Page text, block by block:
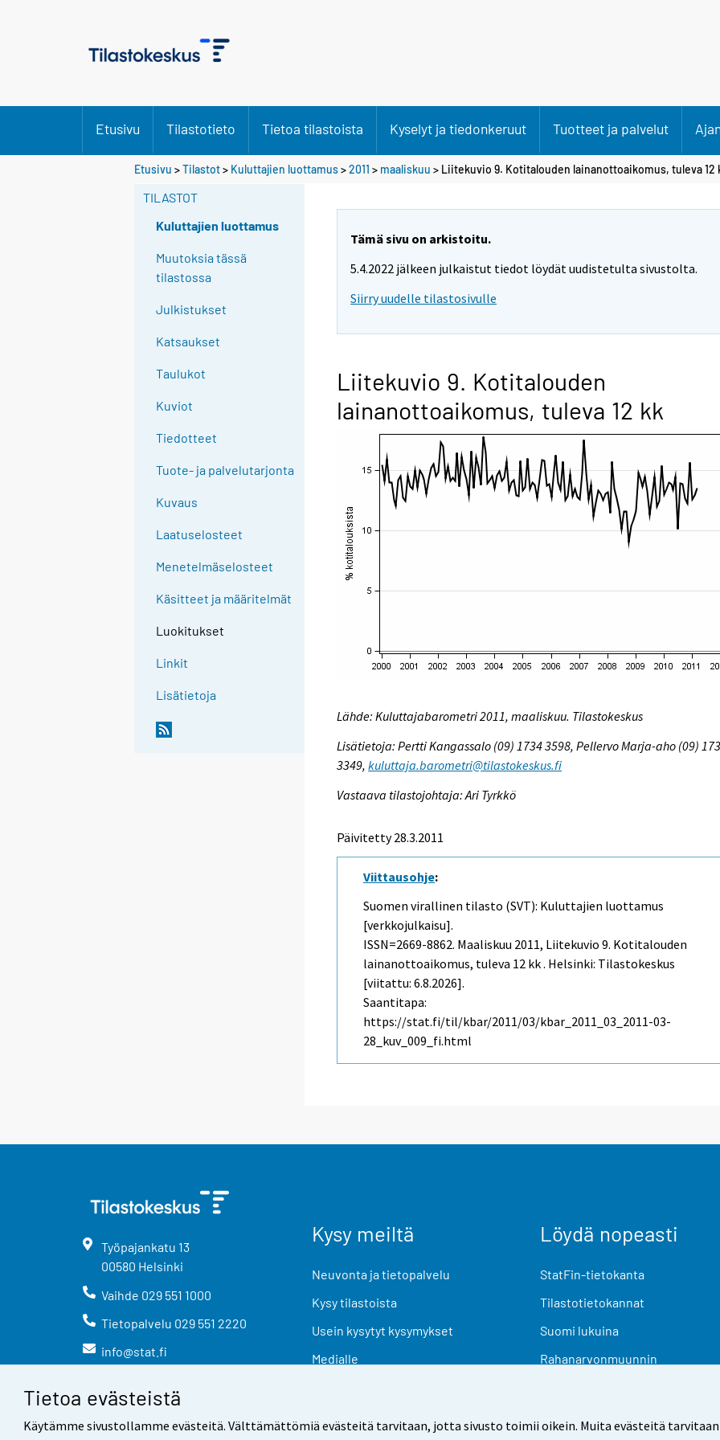
Tietoa evästeistä
Käytämme sivustollamme evästeitä. Välttämättömiä evästeitä tarvitaan, jotta sivusto toimii oikein. Muita evästeitä
Etusivu Tilastotieto Tietoa tilastoista Kyselyt ja tiedonkeruut Tuotteet ja palvelut
Etusivu >Tilastot> Kuluttajien luottamus>2011 > maaliskuu > Liitekuvio 9. Kotitalouden lainanottoaikomus, tuleva 12
TILASTOT
Kuluttajien luottamus
Muutoksia tässä
tilastossa
Julkistukset
Katsaukset
Taulukot
Kuviot
Tiedotteet
Tuote- ja palvelutarjonta
Kuvaus
Laatuselosteet
Menetelmäselosteet
Käsitteet ja määritelmät
Luokitukset
Linkit
Lisätietoja
Tämä sivu on arkistoitu.
5.4.2022 jälkeen julkaistut tiedot löydät uudistetulta sivustolta.
Siirry uudelle tilastosivulle
Liitekuvio 9. Kotitalouden
lainanottoaikomus, tuleva 12 kk
Lähde: Kuluttajabarometri 2011, maaliskuu. Tilastokeskus
Lisätietoja: Pertti Kangassalo (09) 1734 3598, Pellervo Marja-aho (09)
3349,kuluttaja.barometri@tilastokeskus.fi
Vastaava tilastojohtaja: Ari Tyrkkö
Päivitetty 28.3.2011
Viittausohje:
Suomen virallinen tilasto (SVT): Kuluttajien luottamus
[verkkojulkaisu].
ISSN=2669-8862. Maaliskuu 2011, Liitekuvio 9. Kotitalouden
lainanottoaikomus, tuleva 12 kk . Helsinki: Tilastokeskus
[viitattu: 6.8.2026].
Saantitapa:
https://stat.fi/til/kbar/2011/03/kbar_2011_03_2011-03-
28_kuv_009_fi.html
Työpajankatu 13
00580 Helsinki
Vaihde 029 551 1000
Tietopalvelu 029 551 2220
info@stat.fi
Kysy meiltä
Neuvonta ja tietopalvelu
Kysy tilastoista
Usein kysytyt kysymykset
Medialle
Löydä nopeasti
StatFin-tietokanta
Tilastotietokannat
Suomi lukuina
Rahanarvonmuunnin